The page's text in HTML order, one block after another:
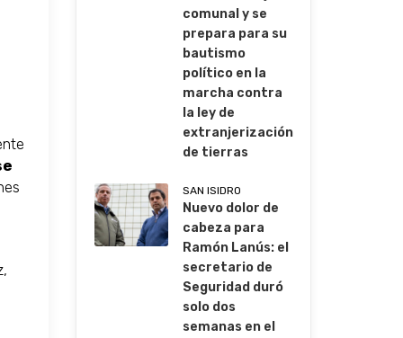
comunal y se
prepara para su
bautismo
político en la
marcha contra
la ley de
extranjerización
de tierras
SAN ISIDRO
Nuevo dolor de
cabeza para
Ramón Lanús: el
secretario de
Seguridad duró
solo dos
semanas en el